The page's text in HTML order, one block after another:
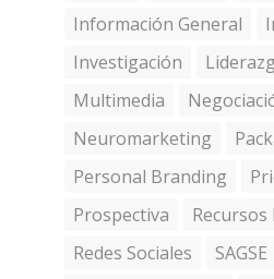
Información General
Investigación
Multimedia
Neuromarketing
Personal Branding
Prospectiva
Redes Sociales
SAGSE